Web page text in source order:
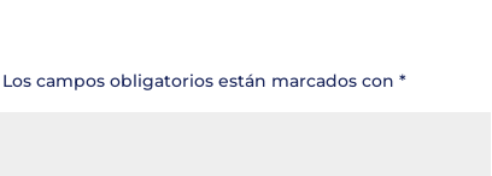
Los campos obligatorios están marcados con*